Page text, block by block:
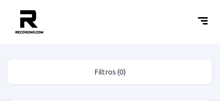
Filtros (0)